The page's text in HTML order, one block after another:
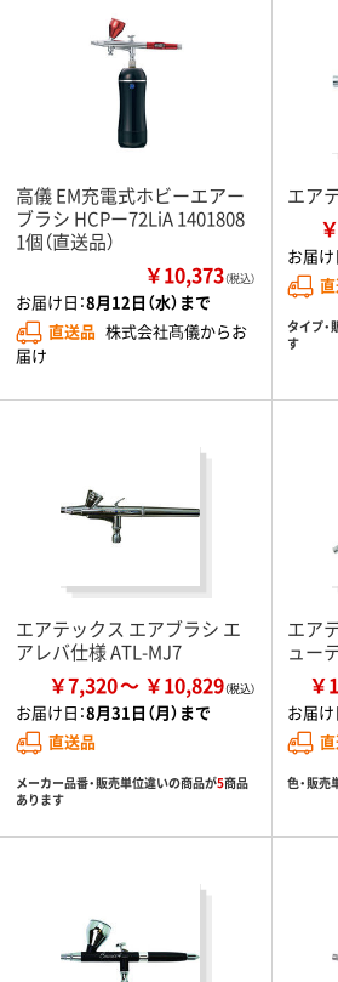
高儀 EM充電式ホビーエアー
ブラシ HCPー72LiA 1401808
1個（直送品）
￥10,373（税込）
お届け日：8月12日（水）まで
直送品 株式会社髙儀からお
届け
エア
お届け
タイプ・
す
エアテックス エアブラシ エ
アレバ仕様 ATL-MJ7
￥7,320 ￥10,829
お届け日：8月31日（月）まで
直送品
メーカー品番・販売単位違いの商品が5商品
あります
エア
ュー
￥
お届け
色・販売